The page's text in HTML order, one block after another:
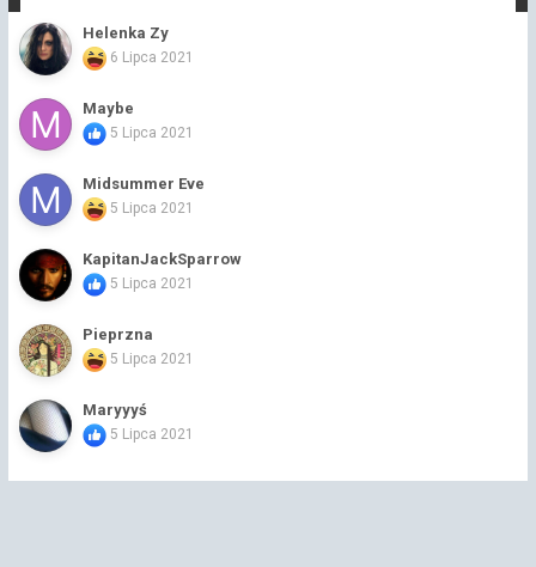
Helenka Zy
6 Lipca 2021
Maybe
5 Lipca 2021
Midsummer Eve
5 Lipca 2021
KapitanJackSparrow
5 Lipca 2021
Pieprzna
5 Lipca 2021
Maryyyś
5 Lipca 2021